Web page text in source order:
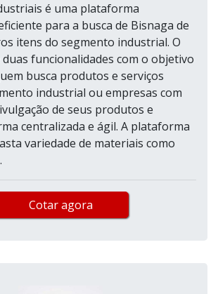
é uma plataforma
para a busca de Bisnaga de
itens do segmento industrial. O
funcionalidades com o objetivo
busca produtos e serviços
industrial ou empresas com
de seus produtos e
centralizada e ágil. A plataforma
variedade de materiais como
Cotar agora